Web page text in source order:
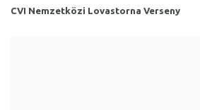
CVI Nemzetközi Lovastorna Verseny